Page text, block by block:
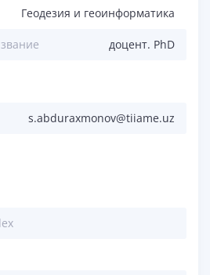
Геодезия и геоинформатика
доцент. PhD
s.abduraxmonov@tiiame.uz